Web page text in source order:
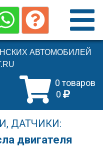
АВТОМОБИЛЕЙ
0 товаров
0
ДАТЧИКИ:
двигателя